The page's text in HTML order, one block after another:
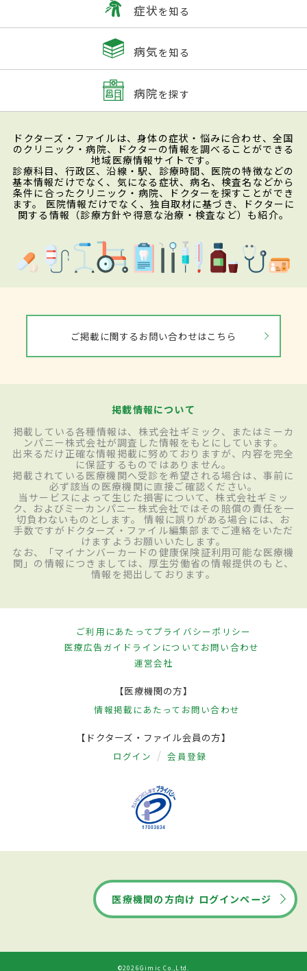
症状を知る
病気を知る
病院を探す
ドクターズ・ファイルは、身体の症状・悩みに合わせ、全国
のクリニック・病院、ドクターの情報を調べることができる
地域医療情報サイトです。
診療科目、行政区、沿線・駅、診療時間、医院の特徴などの
基本情報だけでなく、気になる症状、病名、検査名などから
条件に合ったクリニック・病院、ドクターを探すことができ
ます。 医院情報だけでなく、独自取材に基づき、ドクターに
関する情報（診療方針や得意な治療・検査など）も紹介。
ご掲載に関するお問い合わせはこちら
掲載情報について
掲載している各種情報は、株式会社ギミック、またはミーカ
ンパニー株式会社が調査した情報をもとにしています。
出来るだけ正確な情報掲載に努めておりますが、内容を完全
に保証するものではありません。
掲載されている医療機関へ受診を希望される場合は、事前に
必ず該当の医療機関に直接ご確認ください。
当サービスによって生じた損害について、株式会社ギミッ
ク、およびミーカンパニー株式会社ではその賠償の責任を一
切負わないものとします。 情報に誤りがある場合には、お
手数ですがドクターズ・ファイル編集部までご連絡をいただ
けますようお願いいたします。
なお、「マイナンバーカードの健康保険証利用可能な医療機
関」の情報につきましては、厚生労働省の情報提供のもと、
情報を掲出しております。
ご利用にあたってプライバシーポリシー
医療広告ガイドラインについてお問い合わせ
運営会社
【医療機関の方】
情報掲載にあたって お問い合わせ
【ドクターズ・ファイル会員の方】
ログイン 会員登録
医療機関の方向け ログインページ
©2026Gimic Co.,Ltd.